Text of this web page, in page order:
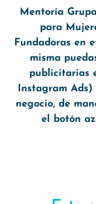
Mentoría
para
Fundadoras en
misma
publicitarias
Instagram
negocio, de
el botón